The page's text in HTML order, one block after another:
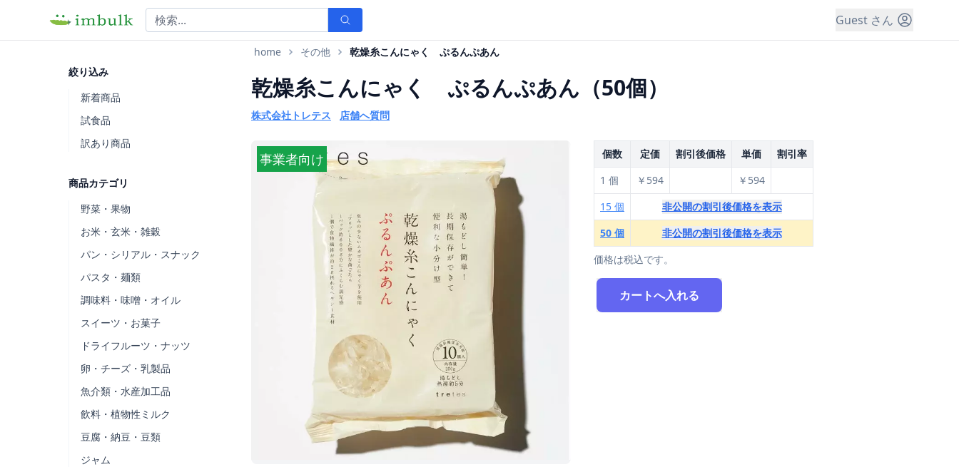
Guest さん
絞り込み
新着商品
試食品
訳あり商品
商品カテゴリ
野菜・果物
お米・玄米・雑穀
パン・シリアル・スナック
パスタ・麺類
調味料・味噌・オイル
スイーツ・お菓子
ドライフルーツ・ナッツ
卵・チーズ・乳製品
魚介類・水産加工品
飲料・植物性ミルク
豆腐・納豆・豆類
ジャム
home その他 乾燥糸こんにゃく ぷるんぷあん
乾燥糸こんにゃく ぷるんぷあん（50個）
株式会社トレテス 店舗へ質問
事業者向け 個数 定価 割引後価格 単価
割引率
1 個
￥594
￥594
15 個
非公開の割引後価格を表示
50 個
非公開の割引後価格を表示
価格は税込です。
カートへ入れる